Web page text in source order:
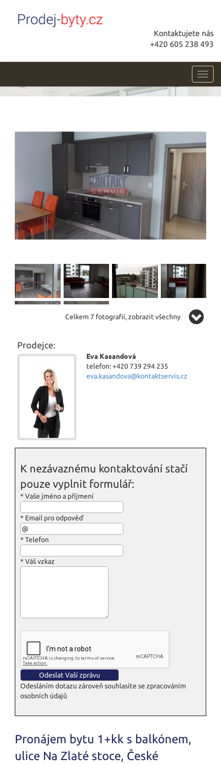
Kontaktujete nás
+420 605 238 493
Celkem 7 fotografií, zobrazit všechny
Prodejce:
Eva Kasandová
telefon: +420 739 294 235
eva.kasandova@kontaktservis.cz
K nezávaznému kontaktování stačí
pouze vyplnit formulář:
* Vaše jméno a příjmení
* Email pro odpověď
* Telefon
* Váš vzkaz
Odesláním dotazu zároveň souhlasíte se zpracováním
osobních údajů
Pronájem bytu 1+kk s balkónem,
ulice Na Zlaté stoce, České